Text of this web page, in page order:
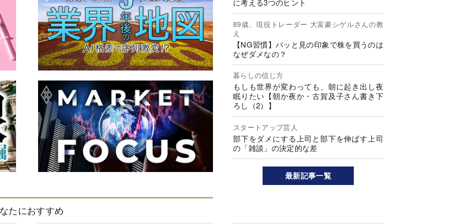
たにおすすめ
に考える3つのヒント
89歳、現役トレーダー 大富豪シゲルさんの教
え
【NG習慣】パッと見の印象で株を買うのは
なぜダメなの？
暮らしの信じ方
もしも世界が変わっても、朝に起き出し夜
眠りたい【朝か夜か・古賀及子さん書き下
ろし（2）】
スタートアップ芸人
部下をダメにする上司と部下を伸ばす上司
の「雑談」の決定的な差
最新記事一覧